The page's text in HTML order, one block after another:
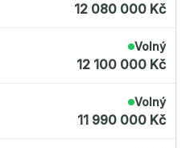
12 080 000 Kč
Volný
12 100 000 Kč
Volný
11 990 000 Kč